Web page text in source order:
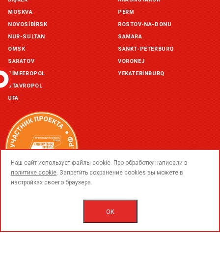
Склад Екатеринбург (г. Екатеринбург, ул. Бисертская, д.1)
in stock:not in stock
Склад Казань (г. Казань, ул. Родины, д. 2)
in stock:not in stock
Склад Уфа (г. Уфа, ул. Центральная, д. 19Б )
in stock:not in stock
MOSKVA
NOVOSIBIRSK
NUR-SULTAN
OMSK
PERM
ROSTOV-NA-DONU
SAMARA
SANKT-PETERBURQ
SARATOV
SIMFEROPOL
STAVROPOL
UFA
VORONEJ
YEKATERINBURQ
© 2015-2020 «PerfoGrad» MMC.
call
Наш сайт использует файлы cookie. Про обработку написали в
политике cookie. Запретить сохранение cookies вы можете в
настройках своего браузера.
OK